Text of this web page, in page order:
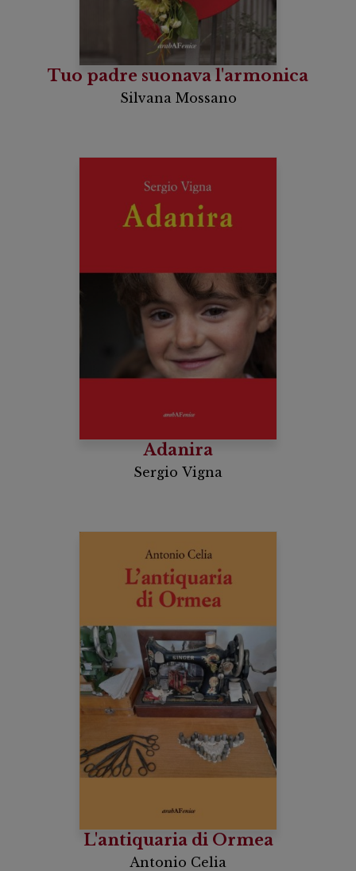
Tuo padre suonava l'armonica
Silvana Mossano
Adanira
Sergio Vigna
L'antiquaria di Ormea
Antonio Celia